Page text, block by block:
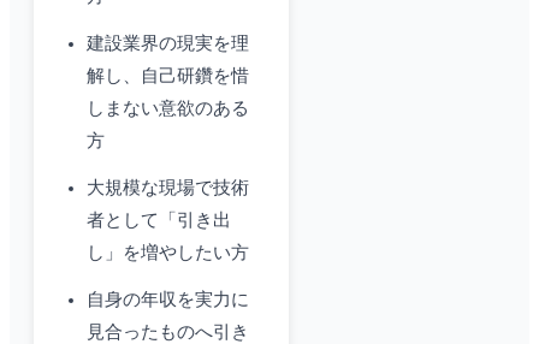
建設業界の現実を理
解し、自己研鑽を惜
しまない意欲のある
方
大規模な現場で技術
者として「引き出
し」を増やしたい方
自身の年収を実力に
見合ったものへ引き